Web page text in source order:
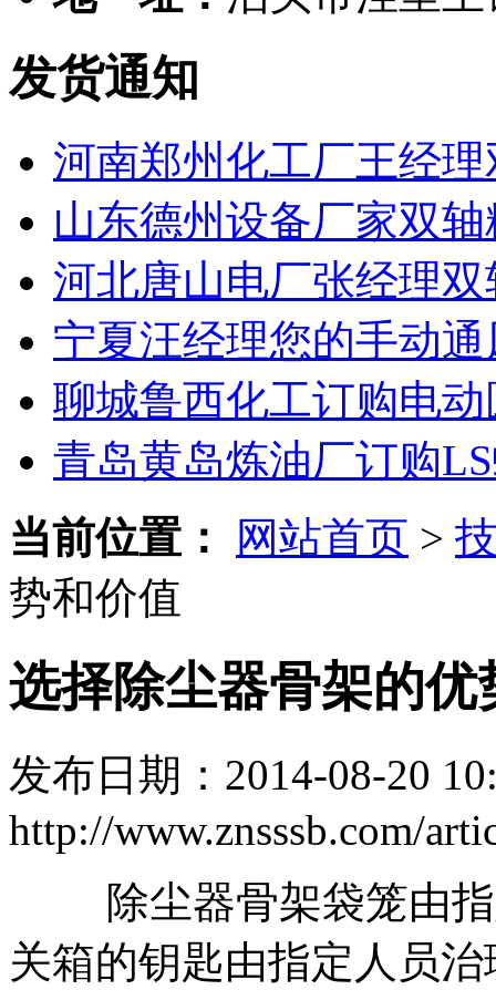
发货通知
河南郑州化工厂王经
山东德州设备厂家双
河北唐山电厂张经理
宁夏汪经理您的手动
聊城鲁西化工订购电
青岛黄岛炼油厂订购
当前位置：
网站首页 >
势和价值
选择除尘器骨架的优
发布日期：2014-08-20
http://www.znsssb.com/
除尘器骨架袋笼由指
关箱的钥匙由指定人员